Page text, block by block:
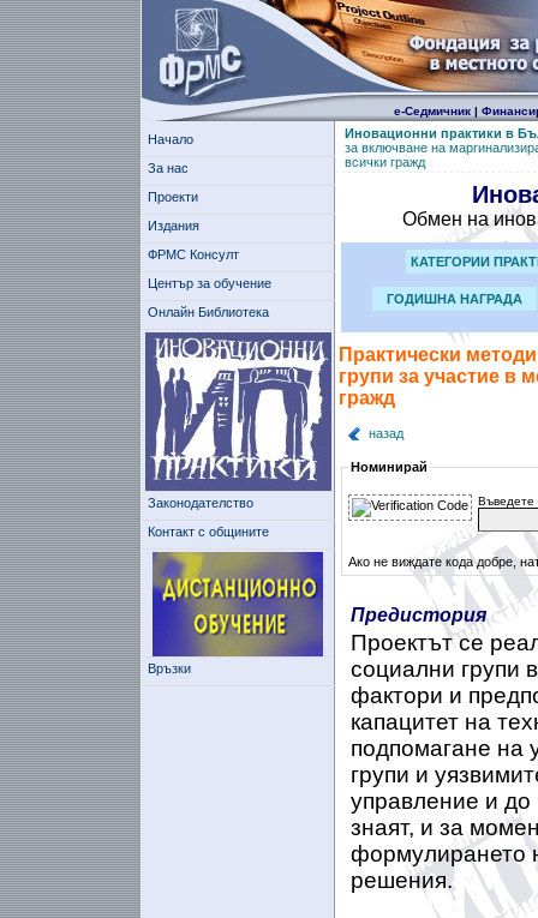
е-Седмичник|
Начало
За нас
Проекти
Издания
ФРМС Консулт
Център за обучение
Онлайн Библиотека
Законодателство
Контакт с общините
Връзки
Иновационни практики в
за включване на
всички гражд
Обмен на
КАТЕГОРИИ
ГОДИШНА НАГРАДА
Практически
групи за участие в
гражд
назад
Номинирай
Въведете
Ако не виждате кода добре,
Предистория
Проектът се
социални групи
фактори и
капацитет на
подпомагане на
групи и
управление и
знаят, и за
формулирането
решения.